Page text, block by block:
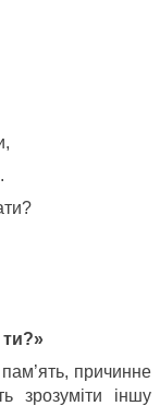
ти?»
причинне
зрозуміти іншу